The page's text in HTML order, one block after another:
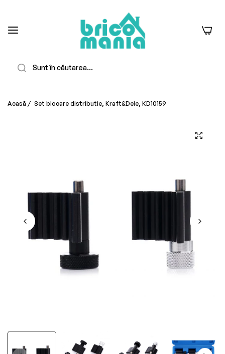
0
Acasă / Set blocare distributie, Kraft&Dele, KD10159